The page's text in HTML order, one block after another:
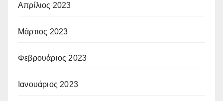
Απρίλιος 2023
Μάρτιος 2023
Φεβρουάριος 2023
Ιανουάριος 2023